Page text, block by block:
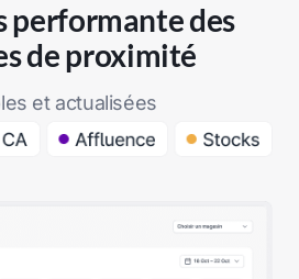
performante des
de proximité
et actualisées